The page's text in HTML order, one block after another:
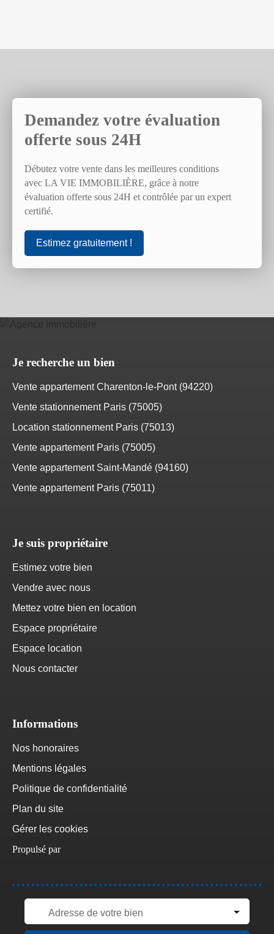
Demandez votre évaluation
offerte sous 24H
Débutez votre vente dans les meilleures conditions
avec LA VIE IMMOBILIÈRE, grâce à notre
évaluation offerte sous 24H et contrôlée par un expert
certifié.
Estimez gratuitement !
Je recherche un bien
Vente appartement Charenton-le-Pont (94220)
Vente stationnement Paris (75005)
Location stationnement Paris (75013)
Vente appartement Paris (75005)
Vente appartement Saint-Mandé (94160)
Vente appartement Paris (75011)
Je suis propriétaire
Estimez votre bien
Vendre avec nous
Mettez votre bien en location
Espace propriétaire
Espace location
Nous contacter
Informations
Nos honoraires
Mentions légales
Politique de confidentialité
Plan du site
Gérer les cookies
Propulsé par
Adresse de votre bien